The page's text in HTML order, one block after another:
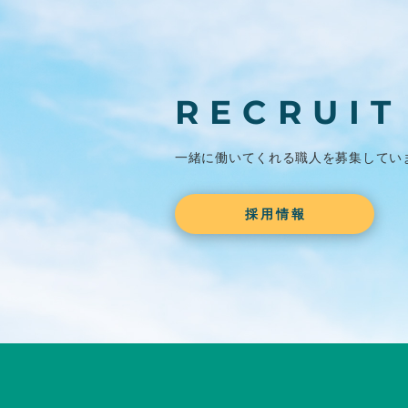
RECRUIT
一緒に働いてくれる職人を募集してい
採用情報